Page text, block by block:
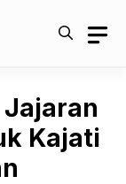
Kajati